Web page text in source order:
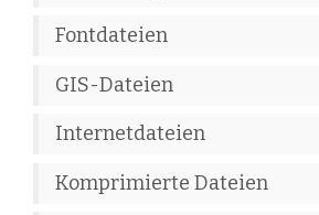
Fontdateien
GIS-Dateien
Internetdateien
Komprimierte Dateien